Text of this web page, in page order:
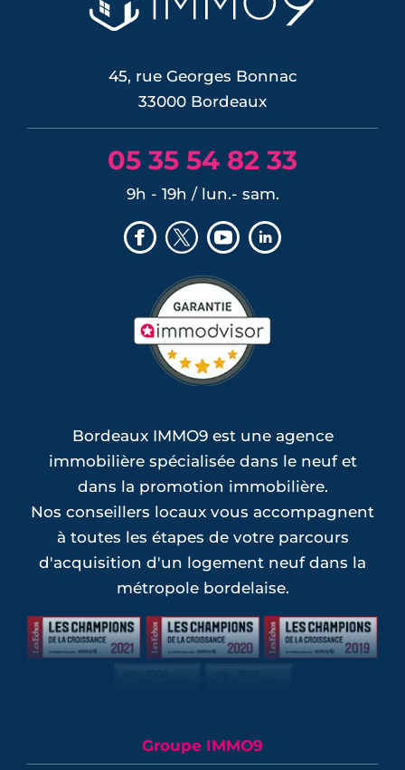
45, rue Georges Bonnac
33000 Bordeaux
05 35 54 82 33
9h - 19h / lun.- sam.
Bordeaux IMMO9 est une agence
immobilière spécialisée dans le neuf et
dans la promotion immobilière.
Nos conseillers locaux vous accompagnent
à toutes les étapes de votre parcours
d'acquisition d'un logement neuf dans la
métropole bordelaise.
Groupe IMMO9